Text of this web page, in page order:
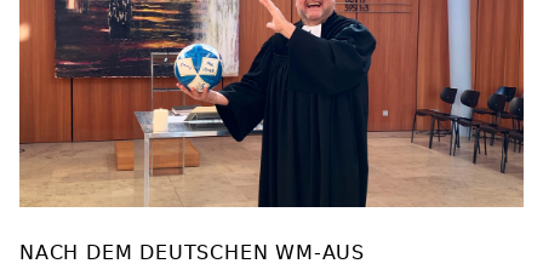
NACH DEM DEUTSCHEN WM-AUS